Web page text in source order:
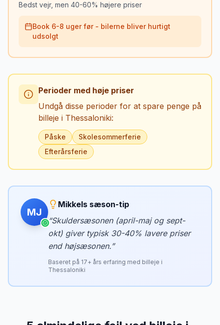
Bedst vejr, men 40-60% højere priser
Book 6-8 uger før - bilerne bliver hurtigt
udsolgt
Perioder med høje priser
Undgå disse perioder for at spare penge på
billeje i Thessaloniki:
Påske
Skolesommerferie
Efterårsferie
MJ
Mikkels sæson-tip
“Skuldersæsonen (april-maj og sept-
okt) giver typisk 30-40% lavere priser
end højsæsonen.”
Baseret på 17+ års erfaring med billeje i
Thessaloniki